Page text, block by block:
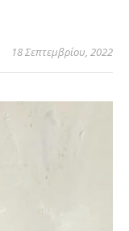
18 Σεπτεμβρίου, 2022